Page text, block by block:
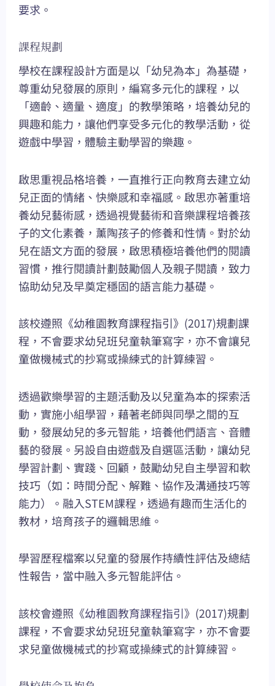
要求 。
課程規劃
學校在課程設計方面是以「幼兒為本」為基礎，
尊重幼兒發展的原則，編寫多元化的課程，以
「適齡、適量、適度」的教學策略，培養幼兒的
興趣和能力，讓他們享受多元化的教學活動，從
遊戲中學習，體驗主動學習的樂趣。
啟思重視品格培養，一直推行正向教育去建立幼
兒正面的情緒、快樂感和幸福感。啟思亦著重培
養幼兒藝術感，透過視覺藝術和音樂課程培養孩
子的文化素養，薰陶孩子的修養和性情。對於幼
兒在語文方面的發展，啟思積極培養他們的閱讀
習慣，推行閱讀計劃鼓勵個人及親子閱讀，致力
協助幼兒及早奠定穩固的語言能力基礎。
該校遵照《幼稚園教育課程指引》(2017)規劃課
程，不會要求幼兒班兒童執筆寫字，亦不會讓兒
童做機械式的抄寫或操練式的計算練習。
透過歡樂學習的主題活動及以兒童為本的探索活
動，實施小組學習，藉著老師與同學之間的互
動，發展幼兒的多元智能，培養他們語言、音體
藝的發展。另設自由遊戲及自選區活動，讓幼兒
學習計劃、實踐、回顧，鼓勵幼兒自主學習和軟
技巧（如：時間分配、解難、協作及溝通技巧等
能力）。融入STEM課程，透過有趣而生活化的
教材，培育孩子的邏輯思維。
學習歷程檔案以兒童的發展作持續性評估及總結
性報告，當中融入多元智能評估。
該校會遵照《幼稚園教育課程指引》(2017)規劃
課程，不會要求幼兒班兒童執筆寫字，亦不會要
求兒童做機械式的抄寫或操練式的計算練習。